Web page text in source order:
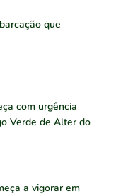
que
com urgência
Verde de Alter do
a vigorar em